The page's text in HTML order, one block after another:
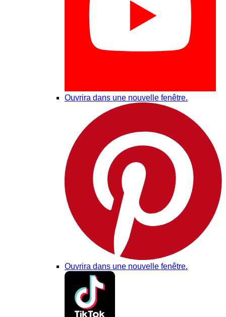
Ouvrira dans une nouvelle fenêtre.
Ouvrira dans une nouvelle fenêtre.